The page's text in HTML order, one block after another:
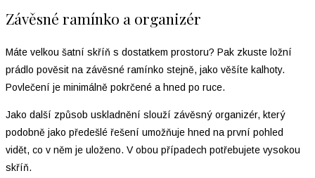
Závěsné ramínko a organizér
Máte velkou šatní skříň s dostatkem prostoru? Pak zkuste ložní
prádlo pověsit na závěsné ramínko stejně, jako věšíte kalhoty.
Povlečení je minimálně pokrčené a hned po ruce.
Jako další způsob uskladnění slouží závěsný organizér, který
podobně jako předešlé řešení umožňuje hned na první pohled
vidět, co v něm je uloženo. V obou případech potřebujete vysokou
skříň.